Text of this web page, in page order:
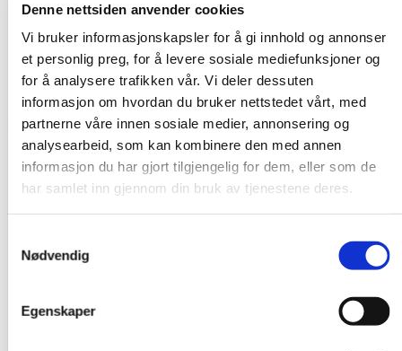
Denne nettsiden anvender cookies
Vi bruker informasjonskapsler for å gi innhold og annonser
et personlig preg, for å levere sosiale mediefunksjoner og
for å analysere trafikken vår. Vi deler dessuten
informasjon om hvordan du bruker nettstedet vårt, med
partnerne våre innen sosiale medier, annonsering og
analysearbeid, som kan kombinere den med annen
informasjon du har gjort tilgjengelig for dem, eller som de
har samlet inn gjennom din bruk av tjenestene deres.
Nødvendig
Egenskaper